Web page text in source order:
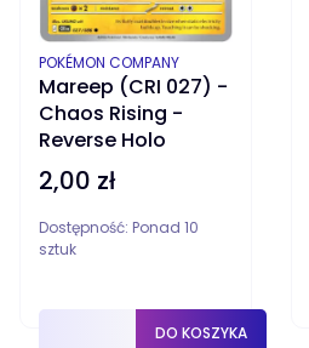
Mareep (CRI 027) -
Chaos Rising -
Reverse Holo
PRODUCENT
POKÉMON COMPANY
Cena
2,00 zł
Dostępność: Ponad 10
sztuk
DO KOSZYKA